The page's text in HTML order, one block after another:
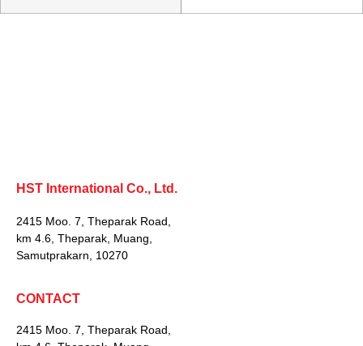
HST International Co., Ltd.
2415 Moo. 7, Theparak Road,
km 4.6, Theparak, Muang,
Samutprakarn, 10270
CONTACT
2415 Moo. 7, Theparak Road,